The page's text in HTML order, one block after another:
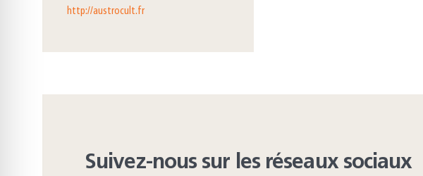
http://austrocult.fr
Suivez-nous sur les réseaux sociaux